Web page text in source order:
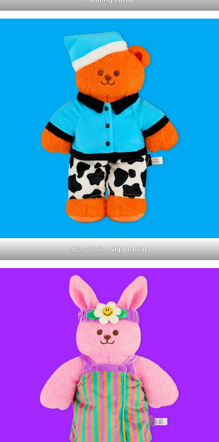
ぬいぐるみ ‐ Wiggle Bear